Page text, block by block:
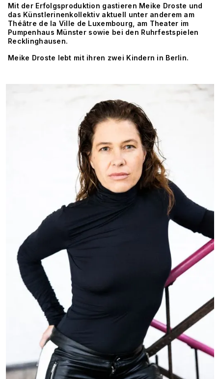
Mit der Erfolgsproduktion gastieren Meike Droste und
das Künstlerinenkollektiv aktuell unter anderem am
Théâtre de la Ville de Luxembourg, am Theater im
Pumpenhaus Münster sowie bei den Ruhrfestspielen
Recklinghausen.
Meike Droste lebt mit ihren zwei Kindern in Berlin.